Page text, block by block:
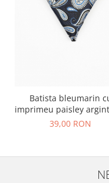
Batista bleumarin
imprimeu paisley
bleu
39,00 RON